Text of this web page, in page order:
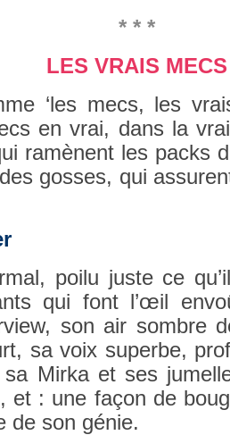
* * *
LES VRAIS MECS
‘les mecs, les
en vrai, dans la
ramènent les packs
gos­ses, qui
poilu juste ce
qui font l’œil
son air sombre
sa voix super­be,
sa Mirka et ses
et : une façon de
de son génie.